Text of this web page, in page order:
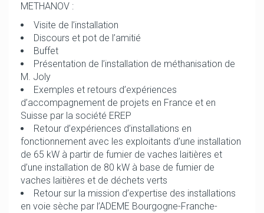
METHANOV :
Visite de l’installation
Discours et pot de l’amitié
Buffet
Présentation de l’installation de méthanisation de
M. Joly
Exemples et retours d’expériences
d’accompagnement de projets en France et en
Suisse par la société EREP
Retour d’expériences d’installations en
fonctionnement avec les exploitants d’une installation
de 65 kW à partir de fumier de vaches laitières et
d’une installation de 80 kW à base de fumier de
vaches laitières et de déchets verts
Retour sur la mission d’expertise des installations
en voie sèche par l’ADEME Bourgogne-Franche-